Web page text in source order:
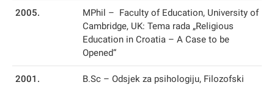
2005.
MPhil – Faculty of Education, University of
Cambridge, UK: Tema rada „Religious
Education in Croatia – A Case to be
Opened“
2001.
B.Sc – Odsjek za psihologiju, Filozofski